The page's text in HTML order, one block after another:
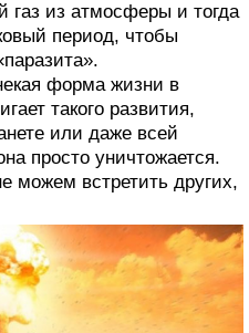
газ из атмосферы и тогда
период, чтобы
форма жизни в
такого развития,
или даже всей
просто уничтожается.
можем встретить других,